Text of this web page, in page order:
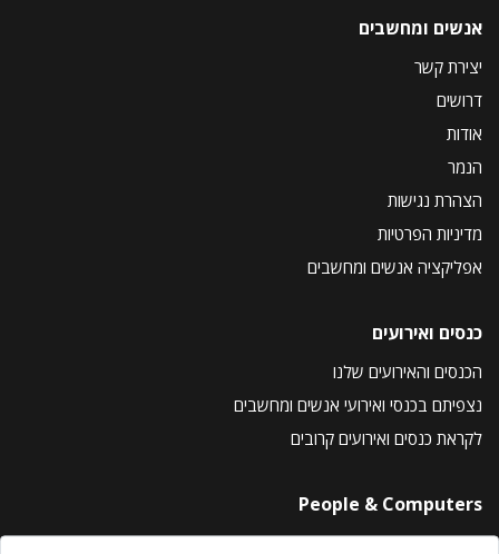
אנשים ומחשבים
יצירת קשר
דרושים
אודות
הנמר
הצהרת נגישות
מדיניות הפרטיות
אפליקציה אנשים ומחשבים
כנסים ואירועים
הכנסים והאירועים שלנו
נצפיתם בכנסי ואירועי אנשים ומחשבים
לקראת כנסים ואירועים קרובים
People & Computers
About Us